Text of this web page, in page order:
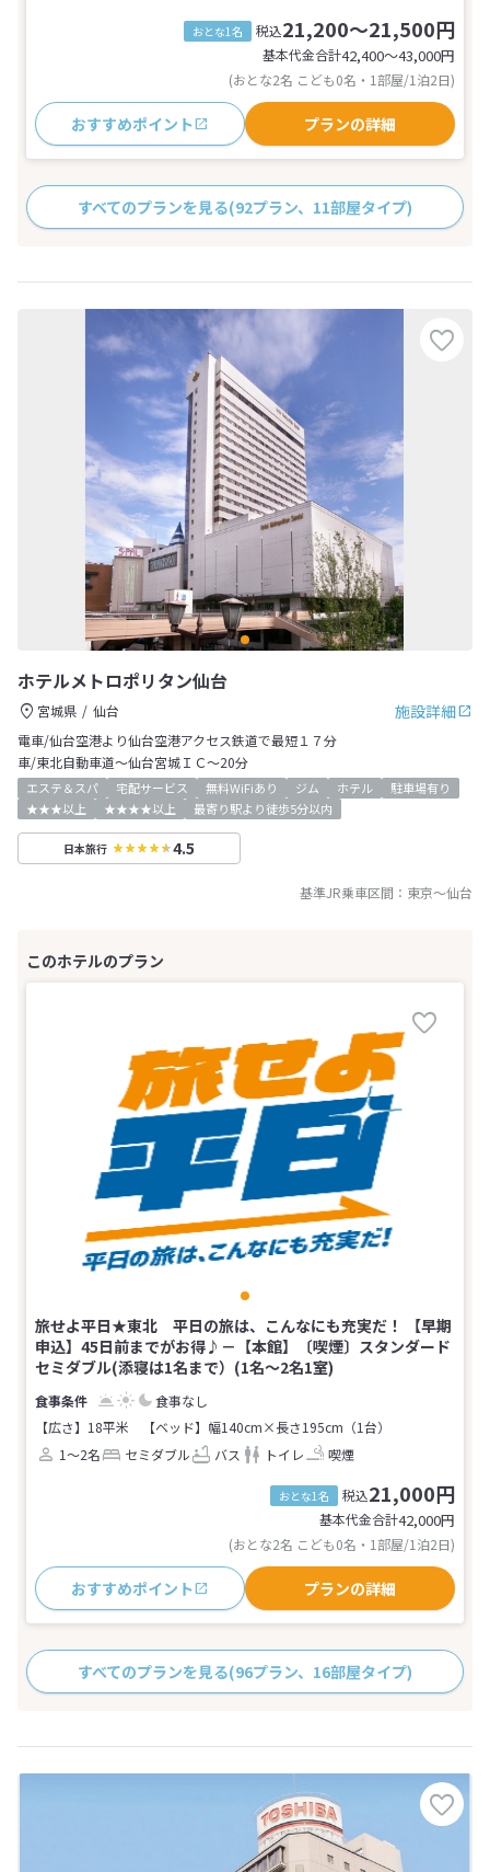
おとな1名 税込21,200～21,500円
基本代金合計42,400〜43,000円
(おとな2名 こども0名・1部屋/1泊2日)
おすすめポイント プランの詳細
すべてのプランを見る(92プラン、11部屋タイプ)
ホテルメトロポリタン仙台
施設詳細
宮城県
仙台
電車/仙台空港より仙台空港アクセス鉄道で最短１７分
車/東北自動車道～仙台宮城ＩＣ～20分
エステ＆スパ 宅配サービス 無料WiFiあり ジム ホテル
駐車場有り
★★★以上
★★★★以上 最寄り駅より徒歩5分以内
日本旅行 4.5
基準JR乗車区間： 東京～仙台
旅せよ平日★東北 平日の旅は、こんなにも充実だ！ 【早期
申込】45日前までがお得♪－【本館】〔喫煙〕スタンダード
セミダブル(添寝は1名まで）(1名～2名1室)
食事なし
【広さ】18平米
【ベッド】幅140cm×長さ195cm（1台）
1～2名
セミダブル バス トイレ 喫煙
おとな1名 税込21,000円
基本代金合計42,000円
(おとな2名 こども0名・1部屋/1泊2日)
おすすめポイント プランの詳細
すべてのプランを見る(96プラン、16部屋タイプ)